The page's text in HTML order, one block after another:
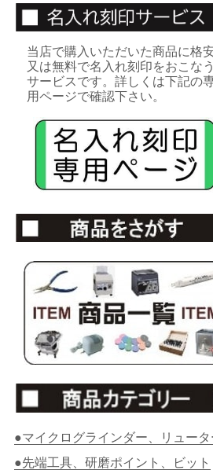
当店で購入いただいた商品に格安
又は無料で名入れ刻印をおこなう
サービスです。詳しくは下記の
用ページで確認下さい。
●マイクログラインダー、リュータ
●先端工具、研磨ポイント、ビット